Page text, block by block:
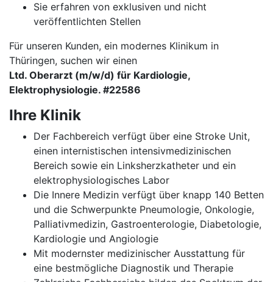
Sie erfahren von exklusiven und nicht
veröffentlichten Stellen
Für unseren Kunden, ein modernes Klinikum in
Thüringen, suchen wir einen
Ltd. Oberarzt (m/w/d) für Kardiologie,
Elektrophysiologie. #22586
Ihre Klinik
Der Fachbereich verfügt über eine Stroke Unit,
einen internistischen intensivmedizinischen
Bereich sowie ein Linksherzkatheter und ein
elektrophysiologisches Labor
Die Innere Medizin verfügt über knapp 140 Betten
und die Schwerpunkte Pneumologie, Onkologie,
Palliativmedizin, Gastroenterologie, Diabetologie,
Kardiologie und Angiologie
Mit modernster medizinischer Ausstattung für
eine bestmögliche Diagnostik und Therapie